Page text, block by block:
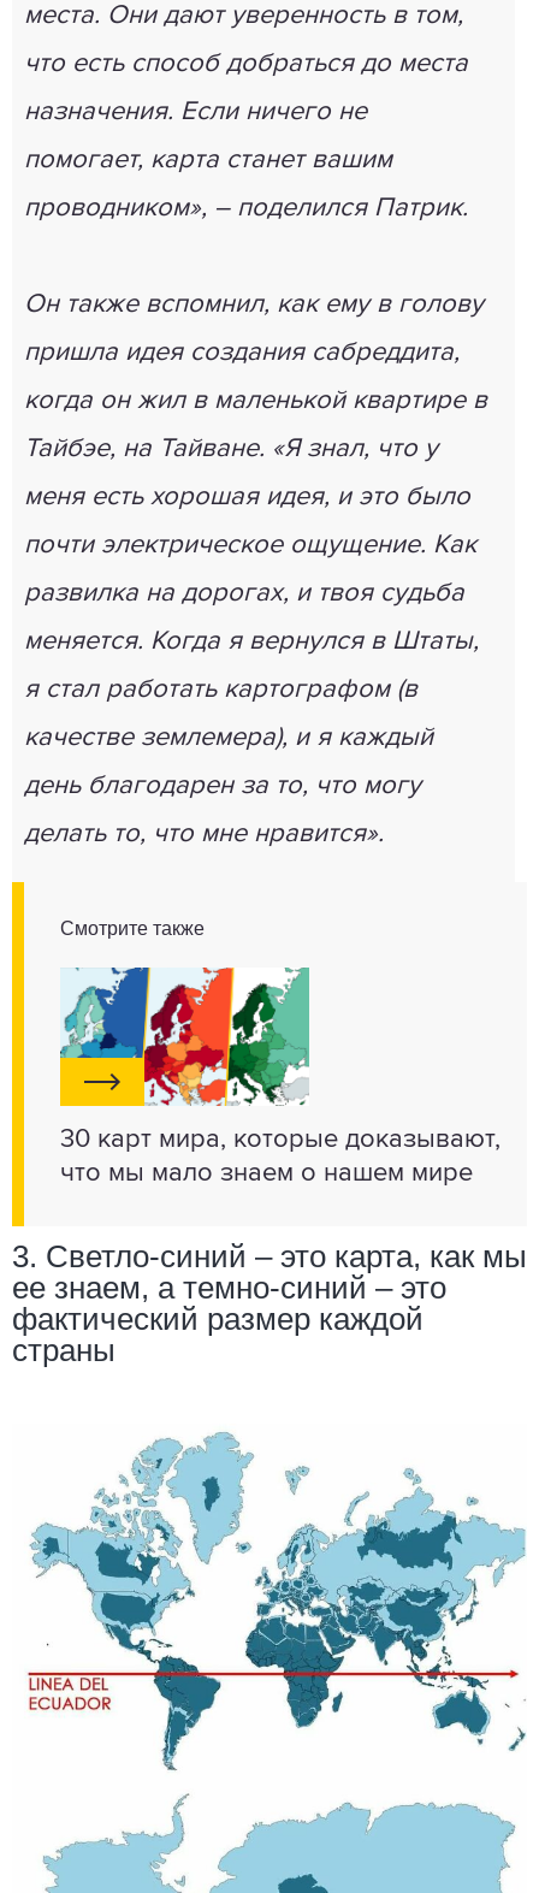
места. Они дают уверенность в том,
что есть способ добраться до места
назначения. Если ничего не
помогает, карта станет вашим
проводником», – поделился Патрик.
Он также вспомнил, как ему в голову
пришла идея создания сабреддита,
когда он жил в маленькой квартире в
Тайбэе, на Тайване. «Я знал, что у
меня есть хорошая идея, и это было
почти электрическое ощущение. Как
развилка на дорогах, и твоя судьба
меняется. Когда я вернулся в Штаты,
я стал работать картографом (в
качестве землемера), и я каждый
день благодарен за то, что могу
делать то, что мне нравится».
Смотрите также
30 карт мира, которые доказывают,
что мы мало знаем о нашем мире
3. Светло-синий – это карта, как мы
ее знаем, а темно-синий – это
фактический размер каждой
страны